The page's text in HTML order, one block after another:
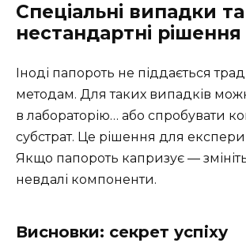
Спеціальні випадки та
нестандартні рішення
Іноді папороть не піддається
методам. Для таких випадків
в лабораторію… або спробувати
субстрат. Це рішення для
Якщо папороть капризує — змініть
невдалі компоненти.
Висновки: секрет успіху